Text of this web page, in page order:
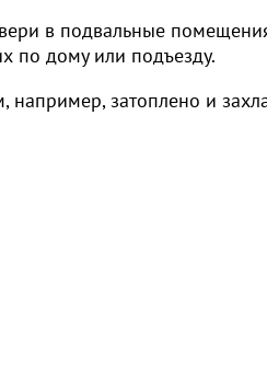
в подвальные
по дому или подъезду.
например, затоплено и